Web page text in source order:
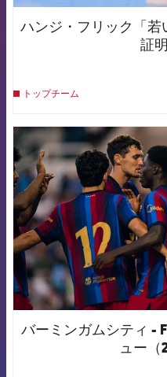
ハンジ・フリック「
証
トップチーム
バーミンガムシティ -
ュー（